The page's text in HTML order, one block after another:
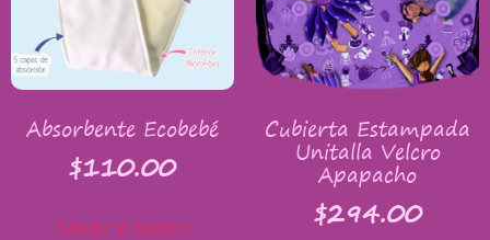
Absorbente Ecobebé
$110.00
Añadir al carrito
Cubierta Estampada
Unitalla Velcro
Apapacho
$294.00